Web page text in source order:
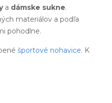
a dámske sukne.
materiálov a podľa
pohodlne.
športové nohavice. K